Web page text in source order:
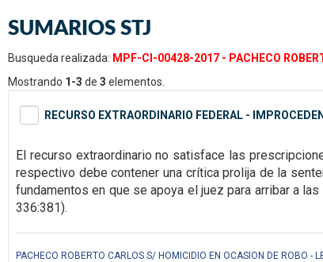
SUMARIOS STJ
Busqueda realizada: MPF-CI-00428-2017 - PACHECO
Mostrando 1-3 de 3 elementos.
RECURSO EXTRAORDINARIO FEDERAL -
El recurso extraordinario no satisface las
respectivo debe contener una crítica prolija de la
fundamentos en que se apoya el juez para arribar a las
336:381).
PACHECO ROBERTO CARLOS S/ HOMICIDIO EN OCASION DE ROBO -